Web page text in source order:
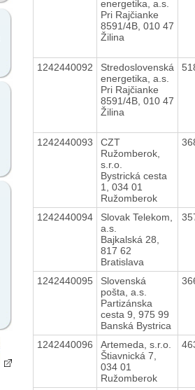
energetika, a.s.
Pri Rajčianke
8591/4B, 010 47
Žilina
1242440092
Stredoslovenská
energetika, a.s.
Pri Rajčianke
8591/4B, 010 47
Žilina
1242440093
CZT
Ružomberok,
s.r.o.
Bystrická cesta
1, 034 01
Ružomberok
1242440094
Slovak Telekom,
a.s.
Bajkalská 28,
817 62
Bratislava
1242440095
Slovenská
pošta, a.s.
Partizánska
cesta 9, 975 99
Banská Bystrica
1242440096
Artemeda, s.r.o.
Štiavnická 7,
034 01
Ružomberok